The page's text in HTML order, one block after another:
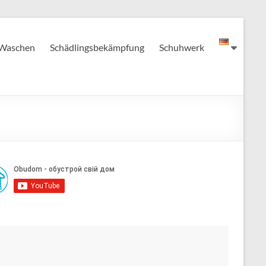
Schädlingsbekämpfung Schuhwerk